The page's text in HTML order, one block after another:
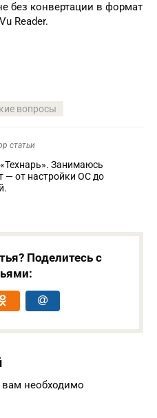
без конвертации в формат
Reader.
вопросы
статьи
Занимаюсь
— от настройки ОС до
Поделитесь с
необходимо